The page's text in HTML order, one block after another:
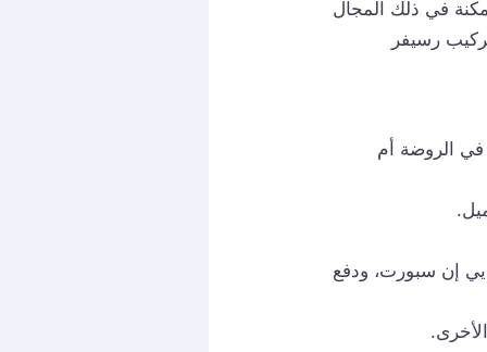
في ذلك المجال
رسيفر
الروضة أم
يي إن سبورت، ودفع